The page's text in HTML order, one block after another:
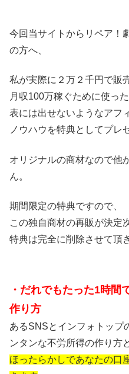
今回当サイトからリペア！
の方へ、
私が実際に２万２千円で販
月収100万稼ぐために使った
表には出せないようなアフ
ノウハウを特典としてプレ
オリジナルの商材なので他
ん。
期間限定の特典ですので、
この独自商材の再販が決定
特典は完全に削除させて頂
・だれでもたった1時間
作り方
あるSNSとインフォトップ
ンタンな不労所得の作り方
ほったらかしであなたの口